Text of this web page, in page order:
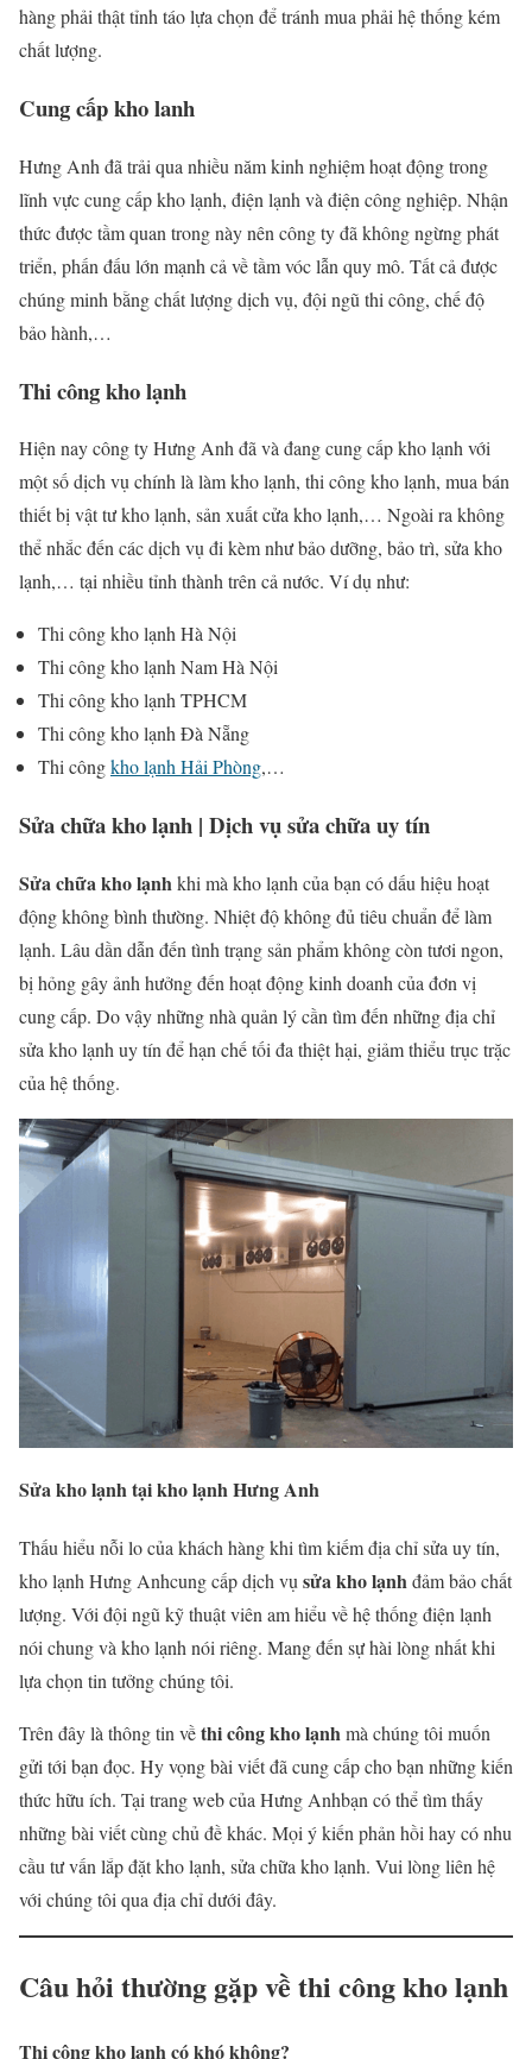
hàng phải thật tỉnh táo lựa chọn để tránh mua phải hệ thống kém
chất lượng.
Cung cấp kho lanh
Hưng Anh đã trải qua nhiều năm kinh nghiệm hoạt động trong
lĩnh vực cung cấp kho lạnh, điện lạnh và điện công nghiệp. Nhận
thức được tầm quan trong này nên công ty đã không ngừng phát
triển, phấn đấu lớn mạnh cả về tầm vóc lẫn quy mô. Tất cả được
chúng minh bằng chất lượng dịch vụ, đội ngũ thi công, chế độ
bảo hành,…
Thi công kho lạnh
Hiện nay công ty Hưng Anh đã và đang cung cấp kho lạnh với
một số dịch vụ chính là làm kho lạnh, thi công kho lạnh, mua bán
thiết bị vật tư kho lạnh, sản xuất cửa kho lạnh,… Ngoài ra không
thể nhắc đến các dịch vụ đi kèm như bảo dưỡng, bảo trì, sửa kho
lạnh,… tại nhiều tỉnh thành trên cả nước. Ví dụ như:
Thi công kho lạnh Hà Nội
Thi công kho lạnh Nam Hà Nội
Thi công kho lạnh TPHCM
Thi công kho lạnh Đà Nẵng
Thi côngkho lạnh Hải Phòng,…
Sửa chữa kho lạnh | Dịch vụ sửa chữa uy tín
Sửa chữa kho lạnhkhi mà kho lạnh của bạn có dấu hiệu hoạt
động không bình thường. Nhiệt độ không đủ tiêu chuẩn để làm
lạnh. Lâu dần dẫn đến tình trạng sản phẩm không còn tươi ngon,
bị hỏng gây ảnh hưởng đến hoạt động kinh doanh của đơn vị
cung cấp. Do vậy những nhà quản lý cần tìm đến những địa chỉ
sửa kho lạnh uy tín để hạn chế tối đa thiệt hại, giảm thiểu trục trặc
của hệ thống.
Sửa kho lạnh tại kho lạnh Hưng Anh
Thấu hiểu nỗi lo của khách hàng khi tìm kiếm địa chỉ sửa uy tín,
kho lạnh Hưng Anhcung cấp dịch vụsửa kho lạnhđảm bảo chất
lượng. Với đội ngũ kỹ thuật viên am hiểu về hệ thống điện lạnh
nói chung và kho lạnh nói riêng. Mang đến sự hài lòng nhất khi
lựa chọn tin tưởng chúng tôi.
Trên đây là thông tin vềthi công kho lạnhmà chúng tôi muốn
gửi tới bạn đọc. Hy vọng bài viết đã cung cấp cho bạn những kiến
thức hữu ích. Tại trang web của Hưng Anhbạn có thể tìm thấy
những bài viết cùng chủ đề khác. Mọi ý kiến phản hồi hay có nhu
cầu tư vấn lắp đặt kho lạnh, sửa chữa kho lạnh. Vui lòng liên hệ
với chúng tôi qua địa chỉ dưới đây.
Câu hỏi thường gặp về thi công kho lạnh
Thi công kho lạnh có khó không?